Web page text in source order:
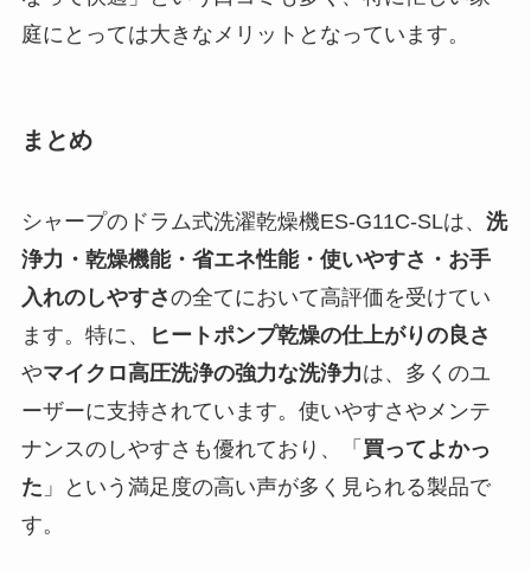
庭にとっては大きなメリットとなっています。
まとめ
シャープのドラム式洗濯乾燥機ES-G11C-SLは、 洗
浄力・乾燥機能・省エネ性能・使いやすさ・お手
入れのしやすさの全てにおいて高評価を受けてい
ます。特に、
ヒートポンプ乾燥の仕上がりの良さ
やマイクロ高圧洗浄の強力な洗浄力は、多くのユ
ーザーに支持されています。使いやすさやメンテ
ナンスのしやすさも優れており、「 買ってよかっ
た 」という満足度の高い声が多く見られる製品で
す。